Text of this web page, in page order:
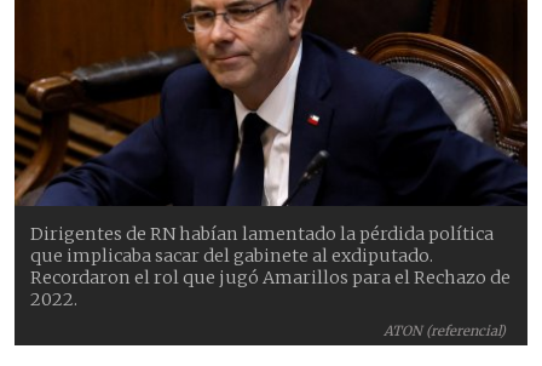
ATON (referencial)
Dirigentes de RN habían lamentado la pérdida política
que implicaba sacar del gabinete al exdiputado.
Recordaron el rol que jugó Amarillos para el Rechazo de
2022.